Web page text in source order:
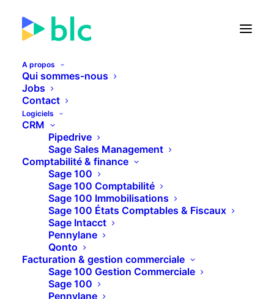
A propos
Qui sommes-nous
Jobs
Contact
Logiciels
CRM
Pipedrive
Sage Sales Management
Comptabilité & finance
Sage 100
Sage 100 Comptabilité
Sage 100 Immobilisations
Sage 100 États Comptables & Fiscaux
Sage Intacct
Pennylane
Qonto
Facturation & gestion commerciale
Sage 100 Gestion Commerciale
Sage 100
Pennylane
🚀 Lancement de la Facture
23JOURS15HEURES42
PLUS D'INFOS
Sage 100 Gestion